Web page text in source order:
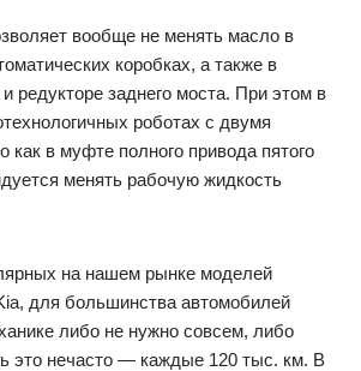
вообще не менять масло в
коробках, а также в
редукторе заднего моста. При этом в
роботах с двумя
как в муфте полного привода пятого
менять рабочую жидкость
на нашем рынке моделей
для большинства автомобилей
либо не нужно совсем, либо
это нечасто — каждые 120 тыс. км. В